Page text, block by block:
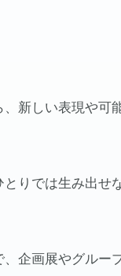
新しい表現や可
りでは生み出せ
企画展やグルー